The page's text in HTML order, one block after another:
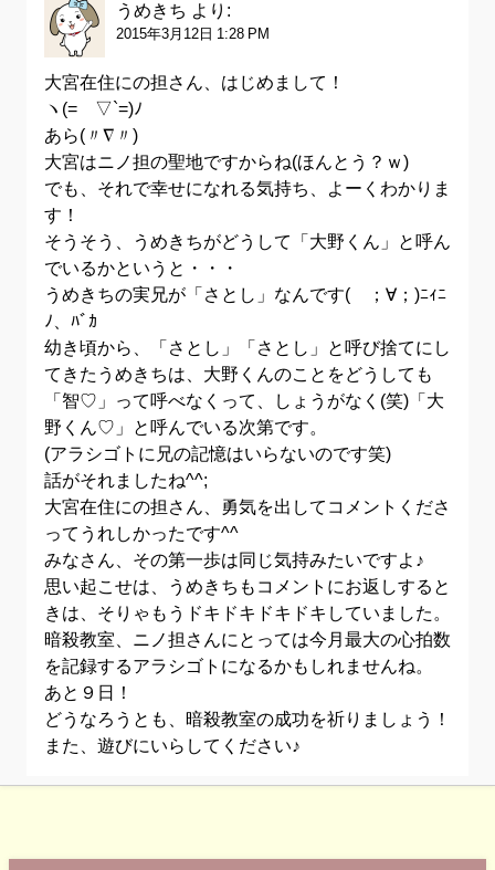
うめきち より:
2015年3月12日 1:28 PM
大宮在住にの担さん、はじめまして！
ヽ(=´▽`=)ﾉ
あら(〃∇〃)
大宮はニノ担の聖地ですからね(ほんとう？ｗ)
でも、それで幸せになれる気持ち、よーくわかりま
す！
そうそう、うめきちがどうして「大野くん」と呼ん
でいるかというと・・・
うめきちの実兄が「さとし」なんです( ；∀；)ﾆｨﾆ
ﾉ、ﾊﾞｶ
幼き頃から、「さとし」「さとし」と呼び捨てにし
てきたうめきちは、大野くんのことをどうしても
「智♡」って呼べなくって、しょうがなく(笑)「大
野くん♡」と呼んでいる次第です。
(アラシゴトに兄の記憶はいらないのです笑)
話がそれましたね^^;
大宮在住にの担さん、勇気を出してコメントくださ
ってうれしかったです^^
みなさん、その第一歩は同じ気持みたいですよ♪
思い起こせは、うめきちもコメントにお返しすると
きは、そりゃもうドキドキドキドキしていました。
暗殺教室、ニノ担さんにとっては今月最大の心拍数
を記録するアラシゴトになるかもしれませんね。
あと９日！
どうなろうとも、暗殺教室の成功を祈りましょう！
また、遊びにいらしてください♪